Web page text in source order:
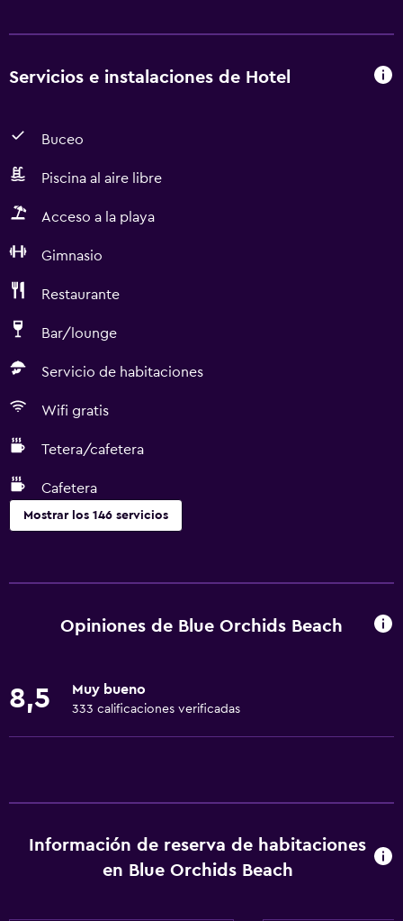
Servicios e instalaciones de Hotel
Buceo
Piscina al aire libre
Acceso a la playa
Gimnasio
Restaurante
Bar/lounge
Servicio de habitaciones
Wifi gratis
Tetera/cafetera
Cafetera
Mostrar los 146 servicios
Tienda de regalos
Golf
Entretenimiento nocturno
Paseos a caballo
Opiniones de Blue Orchids Beach
8,5 Muy bueno
333 calificaciones verificadas
Información de reserva de habitaciones
en Blue Orchids Beach